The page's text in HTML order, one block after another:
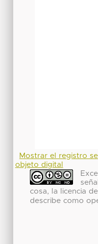
Mostrar el registro
objeto digital
cosa, la licencia
describe como